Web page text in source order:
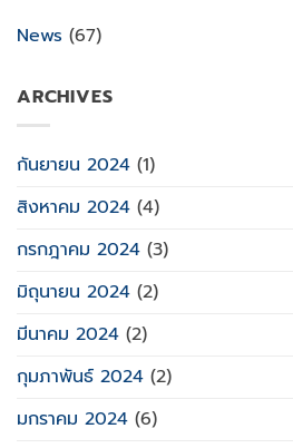
News (67)
ARCHIVES
กันยายน 2024 (1)
สิงหาคม 2024 (4)
กรกฎาคม 2024 (3)
มิถุนายน 2024 (2)
มีนาคม 2024 (2)
กุมภาพันธ์ 2024 (2)
มกราคม 2024 (6)